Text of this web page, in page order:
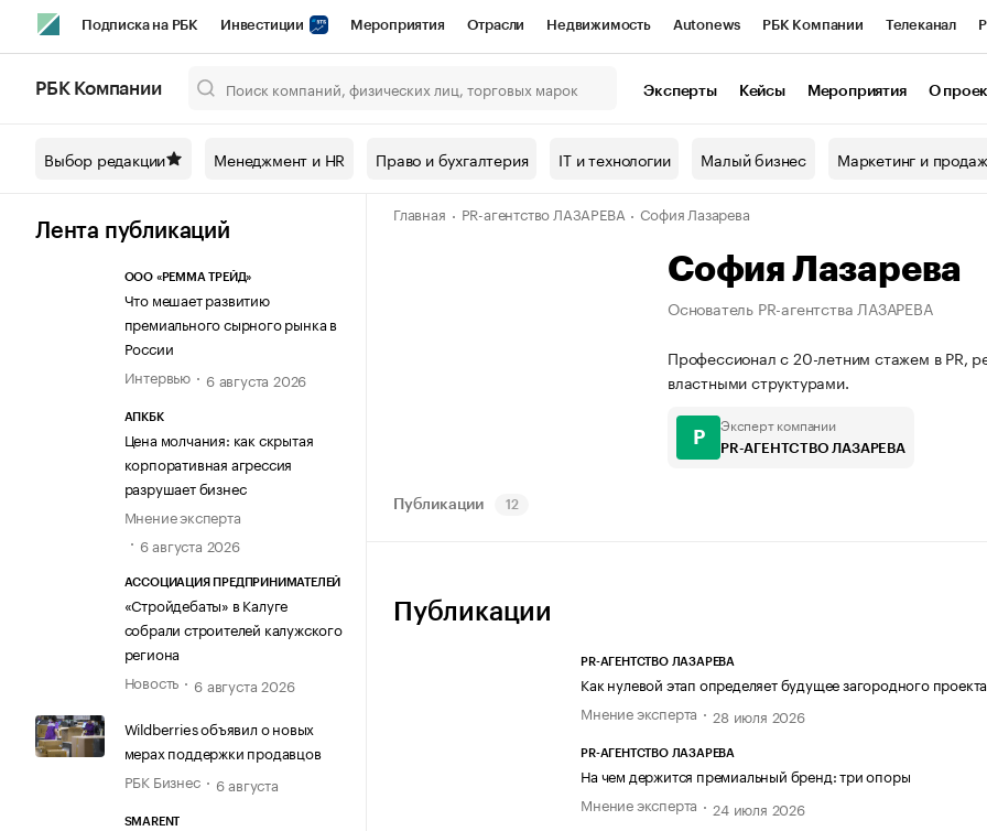
Подписка на РБК Инвестиции Мероприятия Отрасли Недвижимость Autonews РБК Компании Телеканал
Спецпроекты СПб Конференции СПб Спецпроекты Проверка контрагентов
Технологии и медиа Рынок наличной валюты
РБК Компании Эксперты Кейсы Мероприятия О
Выбор редакции Менеджмент и HR Право и бухгалтерия IT и технологии Малый бизнес Маркетинг и
Лента публикаций
ООО «РЕММА ТРЕЙД»
Что мешает развитию
премиального сырного рынка в
России
Интервью
6 августа 2026
АПКБК
Цена молчания: как скрытая
корпоративная агрессия
разрушает бизнес
Мнение эксперта
6 августа 2026
АССОЦИАЦИЯ ПРЕДПРИНИМАТЕЛЕЙ
«Стройдебаты» в Калуге
собрали строителей калужского
региона
Новость
6 августа 2026
Wildberries объявил о новых
мерах поддержки продавцов
РБК Бизнес
6 августа
SMARENT
Главная PR-агентство ЛАЗАРЕВА София Лазарева
София Лазарева
Основатель PR-агентства ЛАЗАРЕВА
Профессионал с 20-летним стажем в PR,
властными структурами.
P
Эксперт компании
PR-АГЕНТСТВО ЛАЗАРЕВА
Публикации 12
Публикации
PR-АГЕНТСТВО ЛАЗАРЕВА
Как нулевой этап определяет будущее загородного проекта
Мнение эксперта
28 июля 2026
PR-АГЕНТСТВО ЛАЗАРЕВА
На чем держится премиальный бренд: три опоры
Мнение эксперта
24 июля 2026